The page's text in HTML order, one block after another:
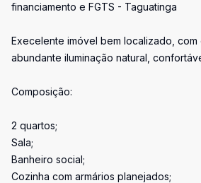
financiamento e FGTS - Taguatinga
Execelente imóvel bem localizado, com
abundante iluminação natural,
Composição:
2 quartos;
Sala;
Banheiro social;
Cozinha com armários planejados;